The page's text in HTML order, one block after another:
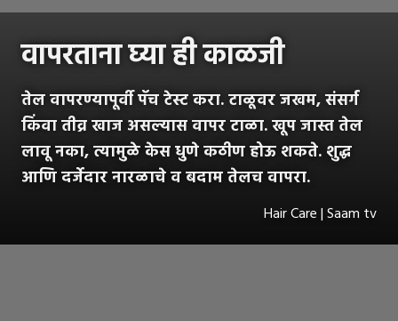
वापरताना घ्या ही काळजी
तेल वापरण्यापूर्वी पॅच टेस्ट करा. टाळूवर जखम, संसर्ग
किंवा तीव्र खाज असल्यास वापर टाळा. खूप जास्त तेल
लावू नका, त्यामुळे केस धुणे कठीण होऊ शकते. शुद्ध
आणि दर्जेदार नारळाचे व बदाम तेलच वापरा.
Hair Care | Saam tv